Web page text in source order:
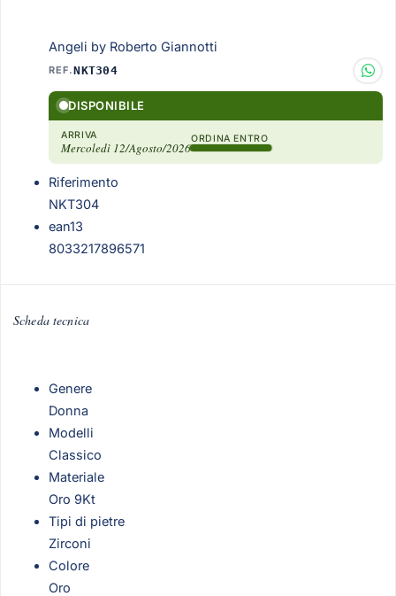
Angeli by Roberto Giannotti
REF.NKT304
DISPONIBILE
ARRIVA
Mercoledì 12/Agosto/2026
ORDINA ENTRO
Riferimento
NKT304
ean13
8033217896571
Scheda tecnica
Genere
Donna
Modelli
Classico
Materiale
Oro 9Kt
Tipi di pietre
Zirconi
Colore
Oro